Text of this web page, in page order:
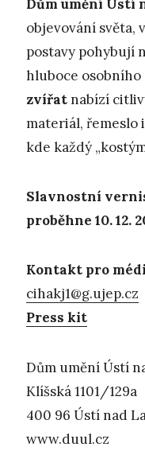
Dům umění Ústí
objevování světa,
postavy pohybují
hluboce osobního
zvířatnabízí
materiál, řemeslo
kde každý
Slavnostní
proběhne 10. 12.
Kontakt pro
cihakj1@g.ujep.cz
Press kit
Dům umění Ústí
Klíšská 1101/129a
400 96 Ústí nad
www.duul.cz